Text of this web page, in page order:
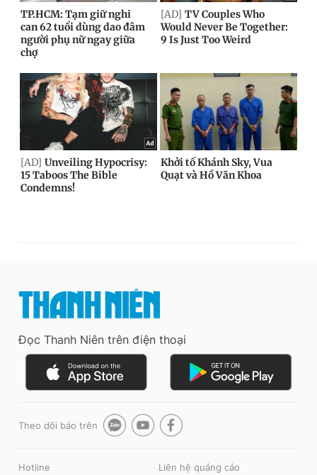
Đọc Thanh Niên trên điện thoại
Theo dõi báo trên
Hotline Liên hệ quảng cáo